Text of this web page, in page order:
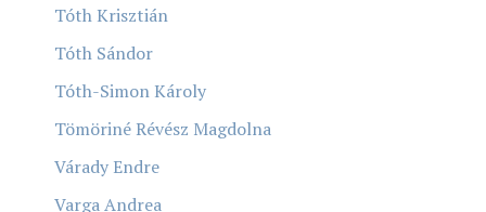
Tóth Krisztián
Tóth Sándor
Tóth-Simon Károly
Tömöriné Révész Magdolna
Várady Endre
Varga Andrea